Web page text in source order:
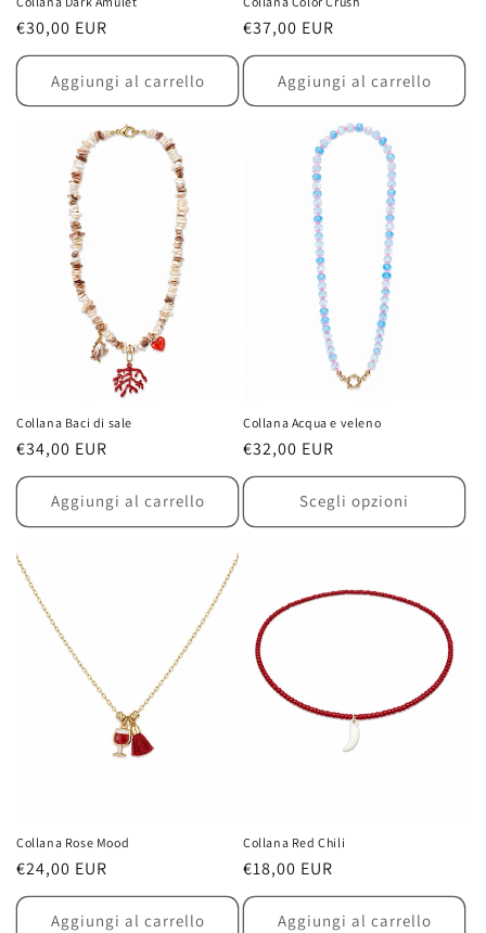
Prezzo
di
listino
€30,00 EUR
Aggiungi al carrello
Prezzo
di
listino
€37,00 EUR
Aggiungi al carrello
Collana Baci di sale
Prezzo
di
listino
€34,00 EUR
Aggiungi al carrello
Collana Acqua e veleno
Prezzo
di
€32,00 EUR
Scegli opzioni
Collana Rose Mood
Prezzo
di
listino
€24,00 EUR
Aggiungi al carrello
Collana Red Chili
Prezzo
di
listino
€18,00 EUR
Aggiungi al carrello